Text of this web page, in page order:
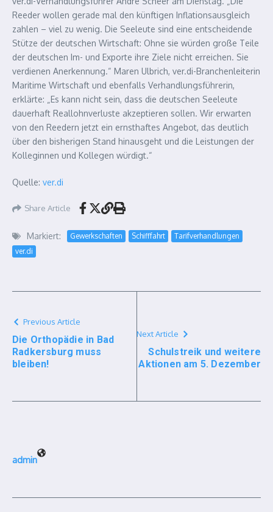
Reeder wollen gerade mal den künftigen Inflationsausgleich
zahlen – viel zu wenig. Die Seeleute sind eine entscheidende
Stütze der deutschen Wirtschaft: Ohne sie würden große Teile
der deutschen Im- und Exporte ihre Ziele nicht erreichen. Sie
verdienen Anerkennung.“ Maren Ulbrich, ver.di-Branchenleiterin
Maritime Wirtschaft und ebenfalls Verhandlungsführerin,
erklärte: „Es kann nicht sein, dass die deutschen Seeleute
dauerhaft Reallohnverluste akzeptieren sollen. Wir erwarten
von den Reedern jetzt ein ernsthaftes Angebot, das deutlich
über den bisherigen Stand hinausgeht und die Leistungen der
Kolleginnen und Kollegen würdigt.“
Quelle: ver.di
Share Article
Markiert: Gewerkschaften Schifffahrt
Tarifverhandlungen
ver.di
Previous Article
Die Orthopädie in Bad
Radkersburg muss
bleiben!
Next Article
Schulstreik und weitere
Aktionen am 5. Dezember
admin